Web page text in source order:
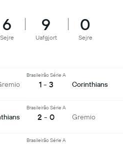
6
Sejre
9
Uafgjort
0
Sejre
Brasileirão Série A
1 - 3 Corinthians
Brasileirão Série A
2 - 0 Gremio
Brasileirão Série A